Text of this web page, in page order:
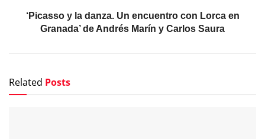
‘Picasso y la danza. Un encuentro con Lorca en
Granada’ de Andrés Marín y Carlos Saura
Related Posts